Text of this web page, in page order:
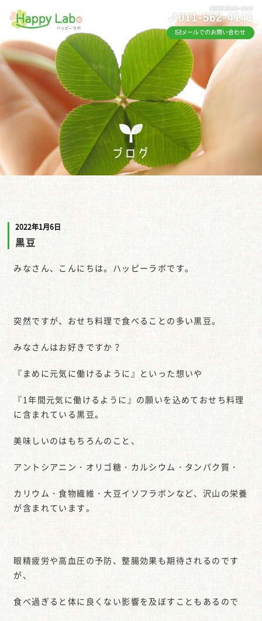
メールでのお問い合わせ
ブログ
2022年1月6日
黒豆
みなさん、こんにちは。ハッピーラボです。
突然ですが、おせち料理で食べることの多い黒豆。
みなさんはお好きですか？
『まめに元気に働けるように』といった想いや
『1年間元気に働けるように』の願いを込めておせち料理
に含まれている黒豆。
美味しいのはもちろんのこと、
アントシアニン・オリゴ糖・カルシウム・タンパク質・
カリウム・食物繊維・大豆イソフラボンなど、沢山の栄養
が含まれています。
眼精疲労や高血圧の予防、整腸効果も期待されるのです
が、
食べ過ぎると体に良くない影響を及ぼすこともあるので